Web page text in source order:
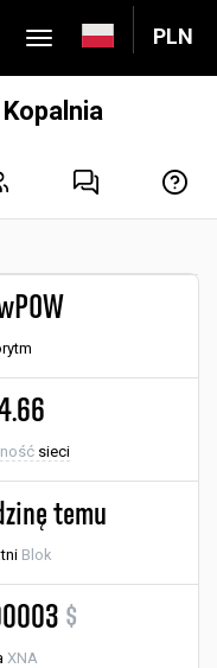
PLN
sieci
temu
Blok
$
XNA